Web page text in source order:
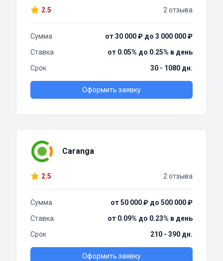
2.5 2 отзыва
Сумма
от 30 000 ₽ до 3 000 000 ₽
Ставка
от 0.05% до 0.25% в день
Срок
30 - 1080 дн.
Оформить заявку
Caranga
2.5 2 отзыва
Сумма
от 50 000 ₽ до 500 000 ₽
Ставка
от 0.09% до 0.23% в день
Срок
210 - 390 дн.
Оформить заявку